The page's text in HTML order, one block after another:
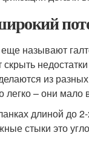
называют
из
– они мало
длиной до
стыки это